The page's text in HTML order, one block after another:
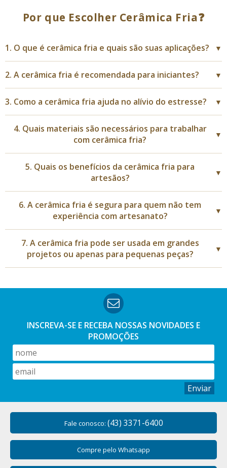
Por que Escolher Cerâmica Fria❓
1. O que é cerâmica fria e quais são suas aplicações? ▼
2. A cerâmica fria é recomendada para iniciantes? ▼
3. Como a cerâmica fria ajuda no alívio do estresse? ▼
4. Quais materiais são necessários para trabalhar
com cerâmica fria?
▼
5. Quais os benefícios da cerâmica fria para
artesãos?
▼
6. A cerâmica fria é segura para quem não tem
experiência com artesanato?
▼
7. A cerâmica fria pode ser usada em grandes
projetos ou apenas para pequenas peças?
▼
INSCREVA-SE E RECEBA NOSSAS NOVIDADES E
PROMOÇÕES
Enviar
Fale conosco: (43) 3371-6400
Compre pelo Whatsapp